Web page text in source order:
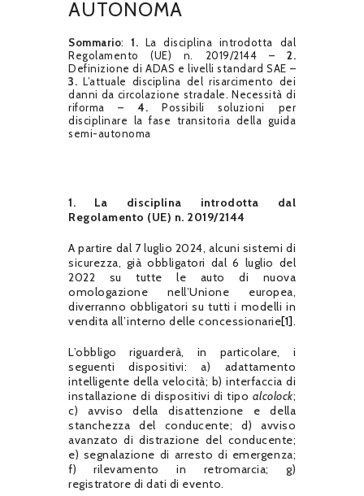
AUTONOMA
Sommario:1. La disciplina introdotta dal
Regolamento (UE) n. 2019/2144 – 2.
Definizione di ADAS e livelli standard SAE –
3. L’attuale disciplina del risarcimento dei
danni da circolazione stradale. Necessità di
riforma –4. Possibili soluzioni per
disciplinare la fase transitoria della guida
semi-autonoma
1. La disciplina introdotta dal
Regolamento (UE) n. 2019/2144
A partire dal 7 luglio 2024, alcuni sistemi di
sicurezza, già obbligatori dal 6 luglio del
2022 su tutte le auto di nuova
omologazione nell’Unione europea,
diverranno obbligatori su tutti i modelli in
vendita all’interno delle concessionarie[1].
L’obbligo riguarderà, in particolare, i
seguenti dispositivi: a) adattamento
intelligente della velocità; b) interfaccia di
installazione di dispositivi di tipo alcolock;
c) avviso della disattenzione e della
stanchezza del conducente; d) avviso
avanzato di distrazione del conducente;
e) segnalazione di arresto di emergenza;
f) rilevamento in retromarcia; g)
registratore di dati di evento.